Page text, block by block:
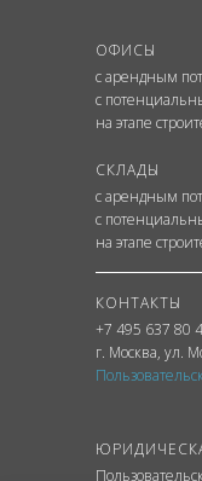
ОФИСЫ
с арендным
с
на этапе
СКЛАДЫ
с арендным
с
на этапе
КОНТАКТЫ
+7 495 637 80
г. Москва, ул.